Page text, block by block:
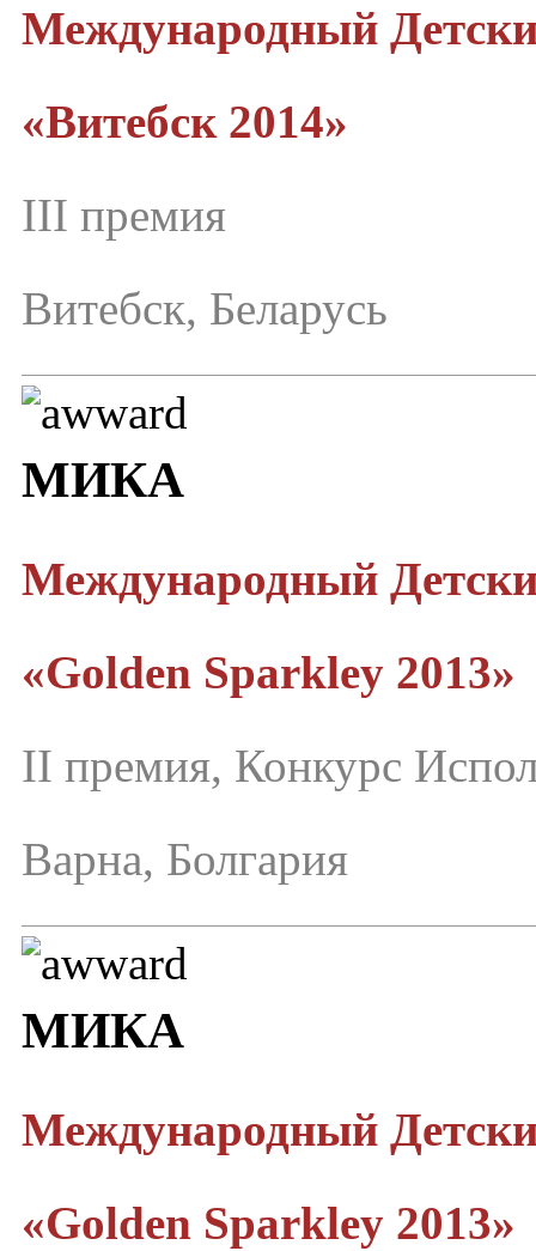
Международный
«Витебск 2014»
III премия
Витебск, Беларусь
МИКА
Международный
«Golden Sparkley 2013»
II премия, Конкурс
Варна, Болгария
МИКА
Международный
«Golden Sparkley 2013»